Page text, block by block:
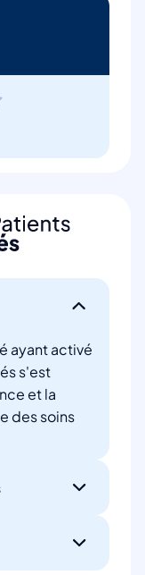
ayant activé
s'est
et la
des soins